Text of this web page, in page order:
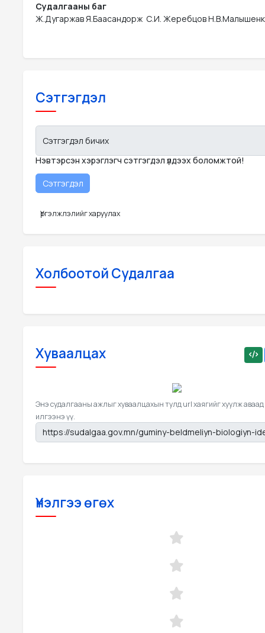
Судалгааны баг
Ж.Дугаржав Я.Баасандорж  С.И. Жеребцов
Сэтгэгдэл
Сэтгэгдэл бичих
Нэвтэрсэн хэрэглэгч сэтгэгдэл үлдээх боломжтой!
Үргэлжлэлийг харуулах
Холбоотой Судалгаа
Хуваалцах
Энэ судалгааны ажлыг хуваалцахын тулд url хаягийг хуулж аваад
илгээнэ үү.
Үнэлгээ өгөх